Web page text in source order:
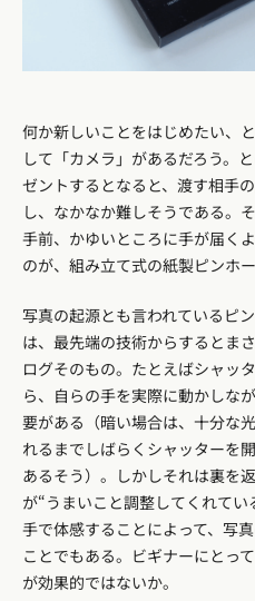
何か新しいことをはじめたい、
して「カメラ」があるだろう。
ゼントするとなると、渡す相手
し、なかなか難しそうである。
手前、かゆいところに手が届く
のが、組み立て式の紙製ピンホー
写真の起源とも言われているピ
は、最先端の技術からするとま
ログそのもの。たとえばシャッ
ら、自らの手を実際に動かしな
要がある（暗い場合は、十分な
れるまでしばらくシャッターを
あるそう）。しかしそれは裏を
が“うまいこと調整してくれてい
手で体感することによって、写
ことでもある。ビギナーにとっ
が効果的ではないか。